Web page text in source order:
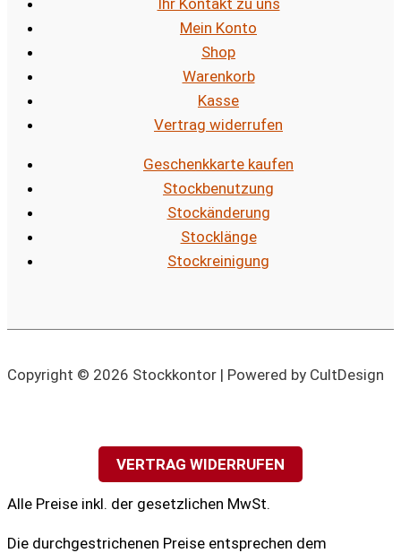
Mein Konto
Shop
Warenkorb
Kasse
Vertrag widerrufen
Geschenkkarte kaufen
Stockbenutzung
Stockänderung
Stocklänge
Stockreinigung
Copyright © 2026 Stockkontor | Powered by CultDesign
VERTRAG WIDERRUFEN
Alle Preise inkl. der gesetzlichen MwSt.
Die durchgestrichenen Preise entsprechen dem